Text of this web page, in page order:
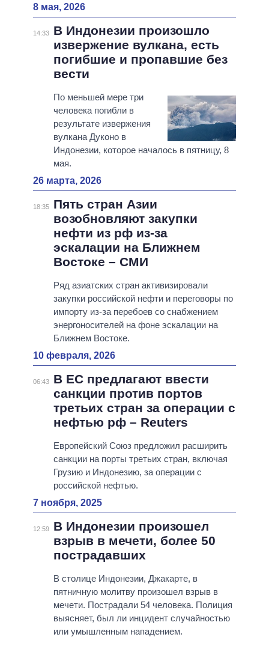
8 мая, 2026
14:33
В Индонезии произошло
извержение вулкана, есть
погибшие и пропавшие без
вести
По меньшей мере три
человека погибли в
результате извержения
вулкана Дуконо в
Индонезии, которое началось в пятницу, 8
мая.
26 марта, 2026
18:35
Пять стран Азии
возобновляют закупки
нефти из рф из-за
эскалации на Ближнем
Востоке – СМИ
Ряд азиатских стран активизировали
закупки российской нефти и переговоры по
импорту из-за перебоев со снабжением
энергоносителей на фоне эскалации на
Ближнем Востоке.
10 февраля, 2026
06:43
В ЕС предлагают ввести
санкции против портов
третьих стран за операции с
нефтью рф – Reuters
Европейский Союз предложил расширить
санкции на порты третьих стран, включая
Грузию и Индонезию, за операции с
российской нефтью.
7 ноября, 2025
12:59
В Индонезии произошел
взрыв в мечети, более 50
пострадавших
В столице Индонезии, Джакарте, в
пятничную молитву произошел взрыв в
мечети. Пострадали 54 человека. Полиция
выясняет, был ли инцидент случайностью
или умышленным нападением.